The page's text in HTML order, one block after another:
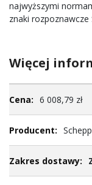
najwyższymi
znaki rozpoznawcze
Więcej
informacji6 008,79 zł